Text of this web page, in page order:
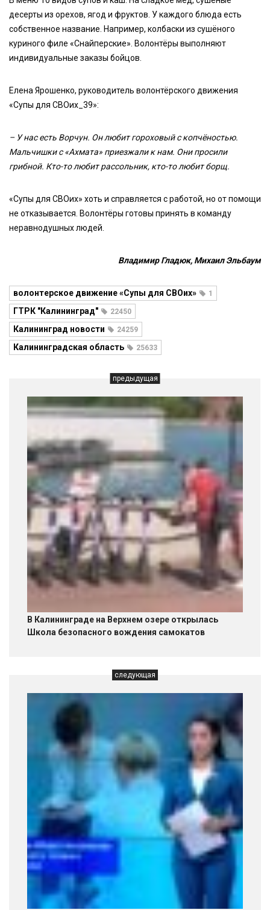
десерты из орехов, ягод и фруктов. У каждого блюда есть
собственное название. Например, колбаски из сушёного
куриного филе «Снайперские». Волонтёры выполняют
индивидуальные заказы бойцов.
Елена Ярошенко, руководитель волонтёрского движения
«Супы для СВОих_39»:
– У нас есть Ворчун. Он любит гороховый с копчёностью.
Мальчишки с «Ахмата» приезжали к нам. Они просили
грибной. Кто-то любит рассольник, кто-то любит борщ.
«Супы для СВОих» хоть и справляется с работой, но от помощи
не отказывается. Волонтёры готовы принять в команду
неравнодушных людей.
Владимир Гладюк, Михаил Эльбаум
волонтерское движение «Супы для СВОих» 1
ГТРК "Калининград" 22450
Калининград новости 24259
Калининградская область 25633
предыдущая
В Калининграде на Верхнем озере открылась
Школа безопасного вождения самокатов
следующая